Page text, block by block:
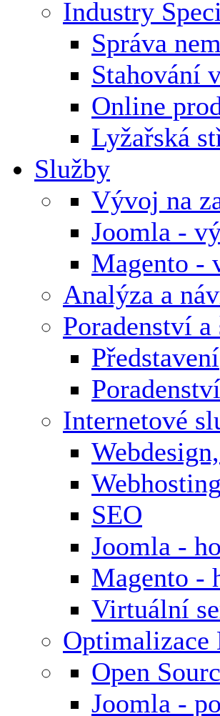
Industry
Správa
Stahování
Online
Lyžařská
Služby
Vývoj na
Joomla -
Magento -
Analýza a
Poradenství
Představení
Internetové
Webhosting
SEO
Joomla -
Magento -
Virtuální
Optimalizace
Open
Joomla -